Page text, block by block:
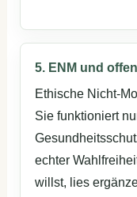
5. ENM und
Ethische Nicht-
Sie funktioniert
echter
willst, lies